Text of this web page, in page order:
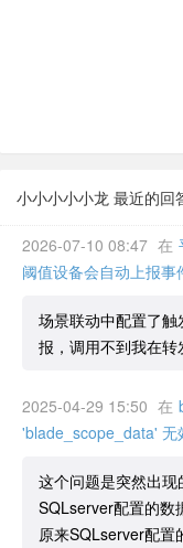
小小小小小龙 最近的回
2026-07-10 08:47 在
阈值设备会自动上报事
场景联动中配置了
报，调用不到我在转
2025-04-29 15:50 在
'blade_scope_data' 无
这个问题是突然出
SQLserver配置的数
原来SQLserver配置